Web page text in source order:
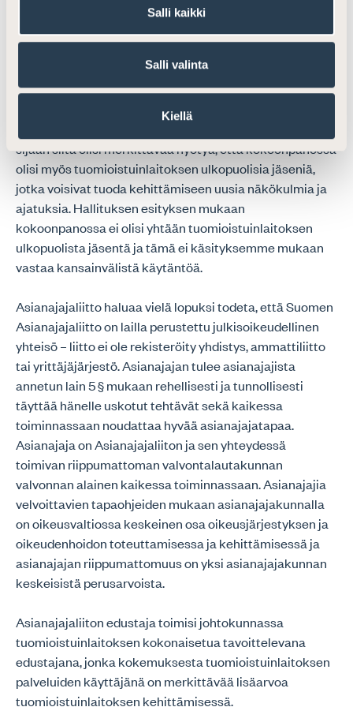
Salli kaikki
Salli valinta
Kiellä
Kokoonpano korostaa tuomioistuinlaitoksen
riippumattomuutta.
Tuomioistuinvirastossa olisi yhden asianajajajäsenen
jälkeenkin hyvin vahva tuomarienemmistö.
Asianajajaliitto katsoo, että yksi ulkopuolinen jäsen ei
sijaan siitä olisi merkittävää hyötyä, että kokoonpanossa
olisi myös tuomioistuinlaitoksen ulkopuolisia jäseniä,
jotka voisivat tuoda kehittämiseen uusia näkökulmia ja
ajatuksia. Hallituksen esityksen mukaan
kokoonpanossa ei olisi yhtään tuomioistuinlaitoksen
ulkopuolista jäsentä ja tämä ei käsityksemme mukaan
vastaa kansainvälistä käytäntöä.
Asianajajaliitto haluaa vielä lopuksi todeta, että Suomen
Asianajajaliitto on lailla perustettu julkisoikeudellinen
yhteisö – liitto ei ole rekisteröity yhdistys, ammattiliitto
tai yrittäjäjärjestö. Asianajajan tulee asianajajista
annetun lain 5 § mukaan rehellisesti ja tunnollisesti
täyttää hänelle uskotut tehtävät sekä kaikessa
toiminnassaan noudattaa hyvää asianajajatapaa.
Asianajaja on Asianajajaliiton ja sen yhteydessä
toimivan riippumattoman valvontalautakunnan
valvonnan alainen kaikessa toiminnassaan. Asianajajia
velvoittavien tapaohjeiden mukaan asianajajakunnalla
on oikeusvaltiossa keskeinen osa oikeusjärjestyksen ja
oikeudenhoidon toteuttamisessa ja kehittämisessä ja
asianajajan riippumattomuus on yksi asianajajakunnan
keskeisistä perusarvoista.
Asianajajaliiton edustaja toimisi johtokunnassa
tuomioistuinlaitoksen kokonaisetua tavoittelevana
edustajana, jonka kokemuksesta tuomioistuinlaitoksen
palveluiden käyttäjänä on merkittävää lisäarvoa
tuomioistuinlaitoksen kehittämisessä.